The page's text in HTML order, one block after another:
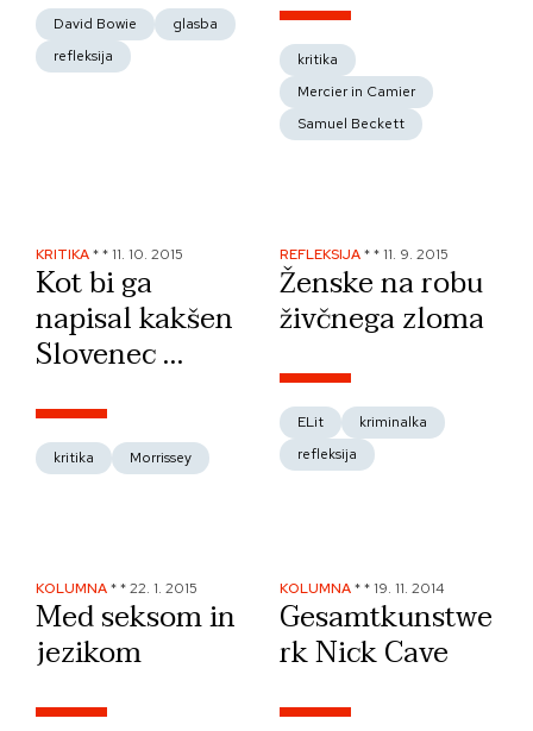
David Bowie
glasba
refleksija
kritika
Mercier in Camier
Samuel Beckett
KRITIKA** 11. 10. 2015
Kot bi ga
napisal kakšen
Slovenec …
kritika Morrissey
REFLEKSIJA** 11. 9. 2015
Ženske na robu
živčnega zloma
ELit
kriminalka
refleksija
KOLUMNA**22. 1. 2015
Med seksom in
jezikom
KOLUMNA** 19. 11. 2014
Gesamtkunstwe
rk Nick Cave